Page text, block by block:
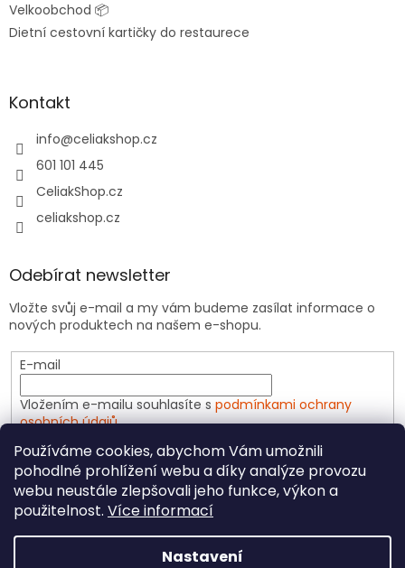
Používáme cookies, abychom Vám umožnili
pohodlné prohlížení webu a díky analýze provozu
webu neustále zlepšovali jeho funkce, výkon a
použitelnost. Více informací
Nastavení
Velkoobchod 📦
Dietní cestovní kartičky do restaurece
Kontakt
info@celiakshop.cz
601 101 445
CeliakShop.cz
celiakshop.cz
Odebírat newsletter
Vložte svůj e-mail a my vám budeme zasílat informace o
nových produktech na našem e-shopu.
E-mail
Vložením e-mailu souhlasíte s podmínkami ochrany
osobních údajů
PŘIHLÁSIT SE